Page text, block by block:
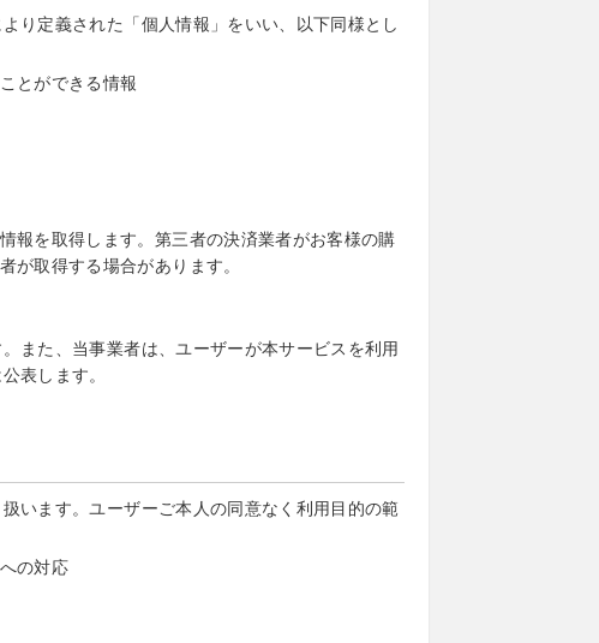
り定義された「個人情報」をいい、以下同様とし
とができる情報
報を取得します。第三者の決済業者がお客様の購
が取得する場合があります。
また、当事業者は、ユーザーが本サービスを利用
表します。
います。ユーザーご本人の同意なく利用目的の範
の対応